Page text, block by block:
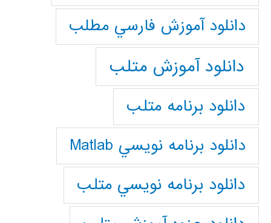
دانلود آموزش فارسي مطلب
دانلود آموزش متلب
دانلود برنامه متلب
دانلود برنامه نويسي Matlab
دانلود برنامه نويسي متلب